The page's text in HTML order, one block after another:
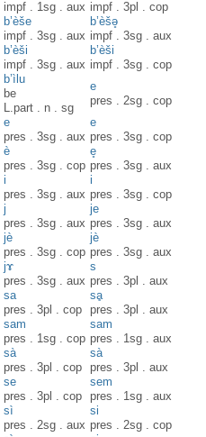
impf . 1sg .aux impf .3pl .cop
b’èše
impf .3sg .aux
b’èšə̥
impf .3sg .aux
b’èši
impf .3sg .aux
b’èši
impf .3sg .cop
b’ìlu
be
L.part . n .sg
e
pres .2sg .cop
e
pres .3sg .aux
e
pres .3sg .cop
è
pres .3sg .cop
e̥
pres .3sg .aux
i
pres .3sg .aux
i
pres .3sg .cop
j
pres .3sg .aux
je
pres .3sg .aux
jè
pres .3sg .cop
jè
pres .3sg .aux
jɤ
pres .3sg .aux
s
pres .3pl .aux
sa
pres .3pl .cop
sḁ
pres .3pl .aux
sam
pres . 1sg .cop
sam
pres . 1sg .aux
sà
pres .3pl .cop
sà
pres .3pl .aux
se
pres .3pl .cop
sem
pres . 1sg .aux
sì
pres .2sg .aux
si
pres .2sg .cop